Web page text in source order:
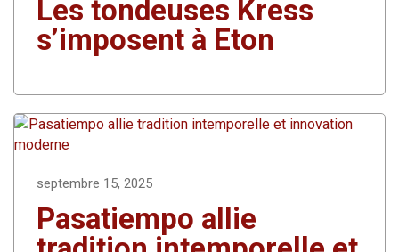
Les tondeuses Kress
s’imposent à Eton
septembre 15, 2025
Pasatiempo allie